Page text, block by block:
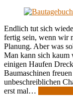
Endlich tut sich
fertig sein, wenn wir
Planung. Aber was
Man kann sich kaum
einigen Haufen
Baumaschinen
unbeschreiblichen
erst mal…